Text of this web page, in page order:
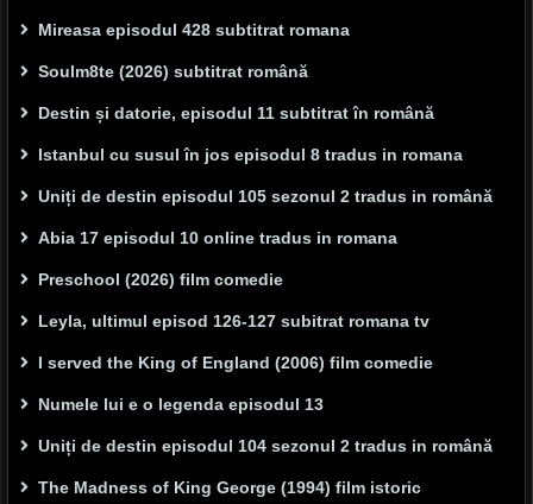
Mireasa episodul 428 subtitrat romana
Soulm8te (2026) subtitrat română
Destin și datorie, episodul 11 subtitrat în română
Istanbul cu susul în jos episodul 8 tradus in romana
Uniți de destin episodul 105 sezonul 2 tradus in română
Abia 17 episodul 10 online tradus in romana
Preschool (2026) film comedie
Leyla, ultimul episod 126-127 subitrat romana tv
I served the King of England (2006) film comedie
Numele lui e o legenda episodul 13
Uniți de destin episodul 104 sezonul 2 tradus in română
The Madness of King George (1994) film istoric